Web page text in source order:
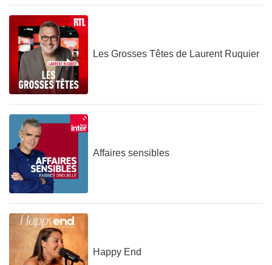
Les Grosses Têtes de Laurent Ruquier
Affaires sensibles
Happy End